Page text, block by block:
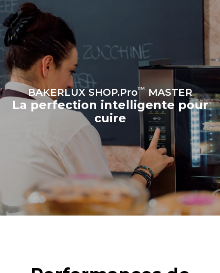
Estimation calculée sur la base
d'une utilisation quotidienne du
four (300 jours/an) :
8 demi-charges de
croissants
BAKERLUX SHOP.Pro™ MASTER
La perfection intelligente pour
cuire